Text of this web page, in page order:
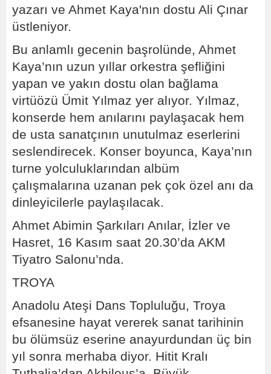
yazarı ve Ahmet Kaya'nın dostu Ali Çınar
üstleniyor.
Bu anlamlı gecenin başrolünde, Ahmet
Kaya’nın uzun yıllar orkestra şefliğini
yapan ve yakın dostu olan bağlama
virtüözü Ümit Yılmaz yer alıyor. Yılmaz,
konserde hem anılarını paylaşacak hem
de usta sanatçının unutulmaz eserlerini
seslendirecek. Konser boyunca, Kaya’nın
turne yolculuklarından albüm
çalışmalarına uzanan pek çok özel anı da
dinleyicilerle paylaşılacak.
Ahmet Abimin Şarkıları Anılar, İzler ve
Hasret, 16 Kasım saat 20.30’da AKM
Tiyatro Salonu’nda.
TROYA
Anadolu Ateşi Dans Topluluğu, Troya
efsanesine hayat vererek sanat tarihinin
bu ölümsüz eserine anayurdundan üç bin
yıl sonra merhaba diyor. Hitit Kralı